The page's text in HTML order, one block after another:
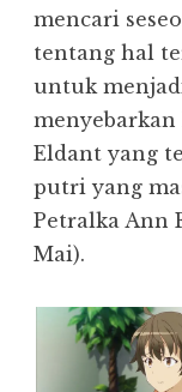
mencari
tentang hal
untuk menjadi
menyebarkan
Eldant yang
putri yang
Petralka Ann
Mai).